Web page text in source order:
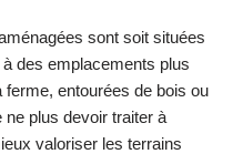
sont soit situées
des emplacements plus
ferme, entourées de bois ou
ne plus devoir traiter à
valoriser les terrains